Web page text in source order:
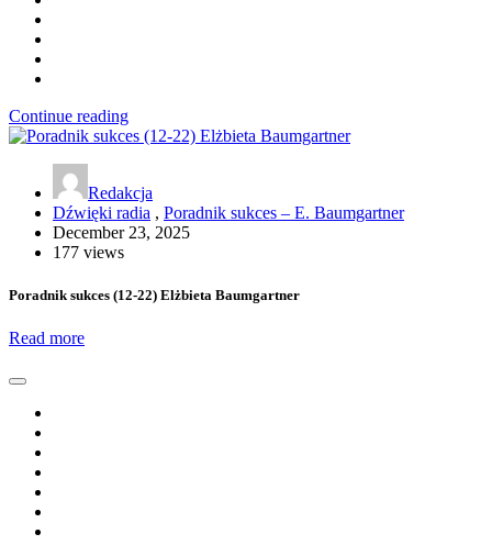
Continue reading
Redakcja
Dźwięki radia , Poradnik sukces – E. Baumgartner
December 23, 2025
177 views
Poradnik sukces (12-22) Elżbieta Baumgartner
Read more